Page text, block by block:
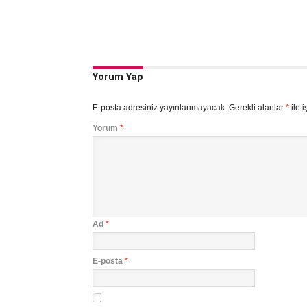
Yorum Yap
E-posta adresiniz yayınlanmayacak. Gerekli alanlar *ile
Yorum *
Ad *
E-posta *